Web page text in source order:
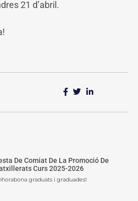
21 d’abril.
De Comiat De La Promoció De
Curs 2025-2026
graduats i graduades!